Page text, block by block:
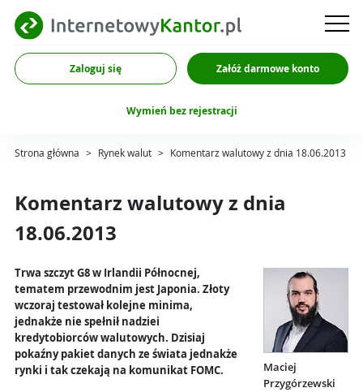
Zaloguj się Załóż darmowe konto
Wymień bez rejestracji
Strona główna > Rynek walut > Komentarz walutowy z dnia 18.06.2013
Komentarz walutowy z dnia
18.06.2013
Maciej
Przygórzewski
Trwa szczyt G8 w Irlandii Północnej,
tematem przewodnim jest Japonia. Złoty
wczoraj testował kolejne minima,
jednakże nie spełnił nadziei
kredytobiorców walutowych. Dzisiaj
pokaźny pakiet danych ze świata jednakże
rynki i tak czekają na komunikat FOMC.